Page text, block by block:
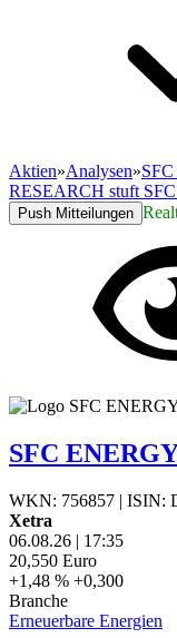
Aktien»Analysen»
RESEARCH stuft
Push Mitteilungen
SFC
WKN: 756857 | ISIN:
Xetra
06.08.26 | 17:35
20,550 Euro
+1,48 % +0,300
Branche
Erneuerbare Energien